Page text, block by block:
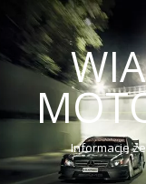
Informacje